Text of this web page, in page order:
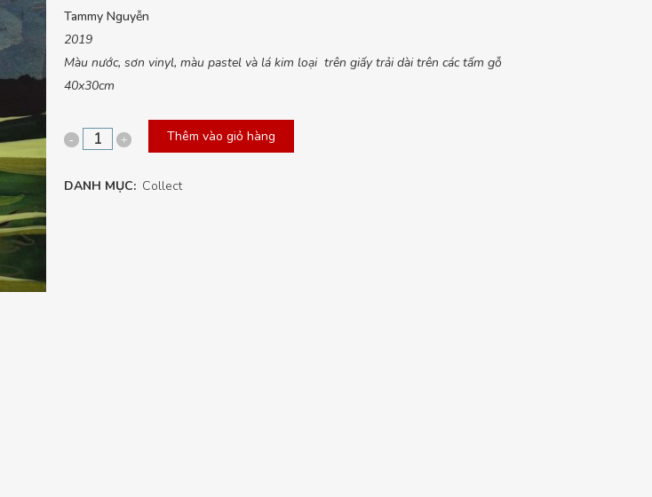
Tammy Nguyễn
2019
Màu nước, sơn vinyl, màu pastel và lá kim loại trên giấy trải dài trên các tấm gỗ
40x30cm
Hờ
Thêm vào giỏ hàng
DANH MỤC: Collect